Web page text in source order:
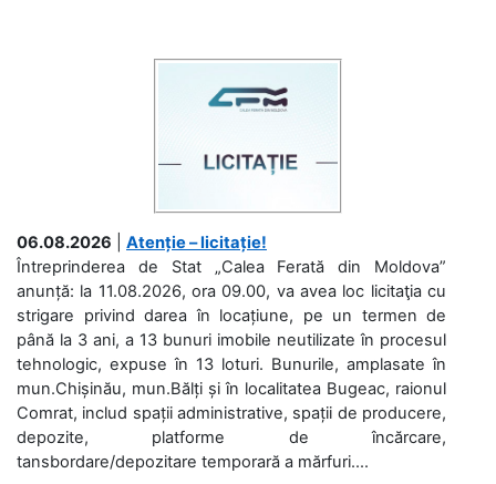
06.08.2026
Atenție – licitație!
Întreprinderea de Stat „Calea Ferată din Moldova”
anunță: la 11.08.2026, ora 09.00, va avea loc licitaţia cu
strigare privind darea în locațiune, pe un termen de
până la 3 ani, a 13 bunuri imobile neutilizate în procesul
tehnologic, expuse în 13 loturi. Bunurile, amplasate în
mun.Chișinău, mun.Bălți și în localitatea Bugeac, raionul
Comrat, includ spații administrative, spații de producere,
depozite, platforme de încărcare,
tansbordare/depozitare temporară a mărfuri....